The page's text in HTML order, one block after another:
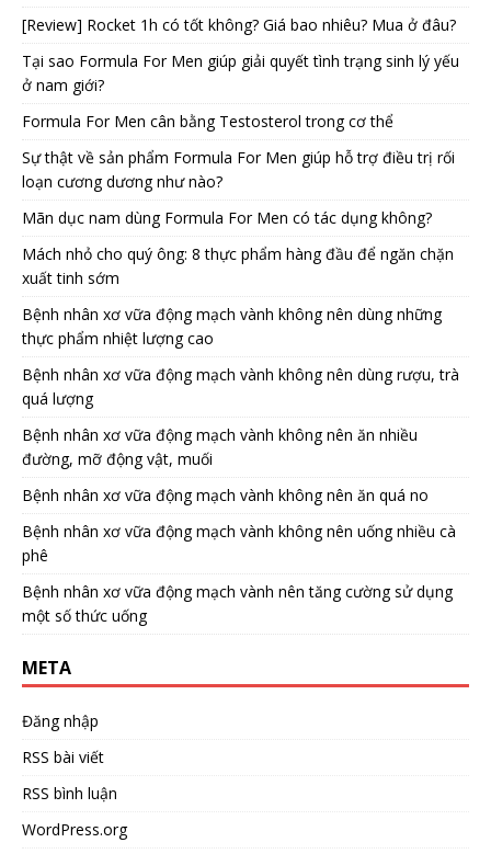
[Review] Rocket 1h có tốt không? Giá bao nhiêu? Mua ở đâu?
Tại sao Formula For Men giúp giải quyết tình trạng sinh lý yếu
ở nam giới?
Formula For Men cân bằng Testosterol trong cơ thể
Sự thật về sản phẩm Formula For Men giúp hỗ trợ điều trị rối
loạn cương dương như nào?
Mãn dục nam dùng Formula For Men có tác dụng không?
Mách nhỏ cho quý ông: 8 thực phẩm hàng đầu để ngăn chặn
xuất tinh sớm
Bệnh nhân xơ vữa động mạch vành không nên dùng những
thực phẩm nhiệt lượng cao
Bệnh nhân xơ vữa động mạch vành không nên dùng rượu, trà
quá lượng
Bệnh nhân xơ vữa động mạch vành không nên ăn nhiều
đường, mỡ động vật, muối
Bệnh nhân xơ vữa động mạch vành không nên ăn quá no
Bệnh nhân xơ vữa động mạch vành không nên uống nhiều cà
phê
Bệnh nhân xơ vữa động mạch vành nên tăng cường sử dụng
một số thức uống
META
Đăng nhập
RSS bài viết
RSS bình luận
WordPress.org